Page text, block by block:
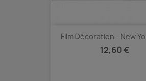
Film Décoration - New
Prix
12,60 €